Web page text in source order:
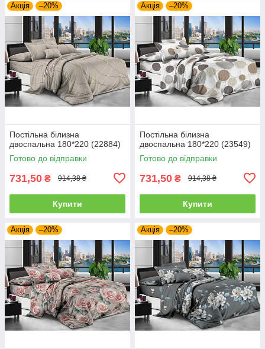
Акція –20%
Постільна білизна
двоспальна 180*220 (22884)
Готово до відправки
731,50 ₴ 914,38 ₴
Купити
Акція –20%
Постільна білизна
двоспальна 180*220 (23549)
Готово до відправки
731,50 ₴ 914,38 ₴
Купити
Акція –20% Акція –20%